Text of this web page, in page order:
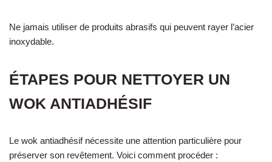
Ne jamais utiliser de produits abrasifs qui peuvent rayer l’acier
inoxydable.
ÉTAPES POUR NETTOYER UN
WOK ANTIADHÉSIF
Le wok antiadhésif nécessite une attention particulière pour
préserver son revêtement. Voici comment procéder :